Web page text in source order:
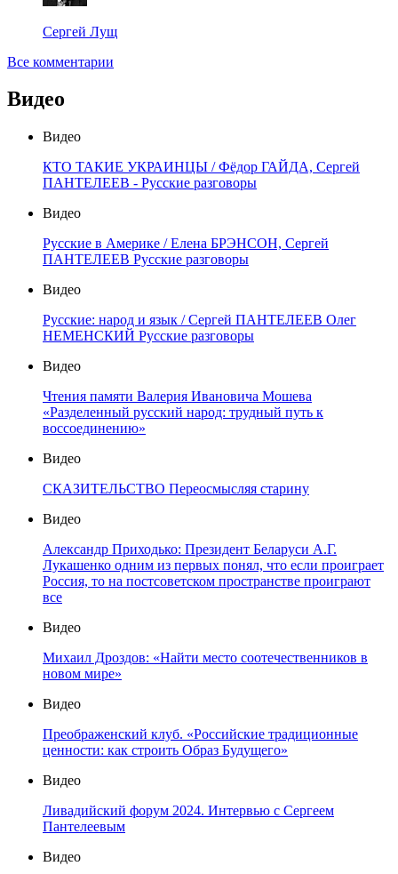
Сергей Лущ
Все комментарии
Видео
Видео
КТО ТАКИЕ УКРАИНЦЫ / Фёдор ГАЙДА, Сергей
ПАНТЕЛЕЕВ - Русские разговоры
Видео
Русские в Америке / Елена БРЭНСОН, Сергей
ПАНТЕЛЕЕВ Русские разговоры
Видео
Русские: народ и язык / Сергей ПАНТЕЛЕЕВ Олег
НЕМЕНСКИЙ Русские разговоры
Видео
Чтения памяти Валерия Ивановича Мошева
«Разделенный русский народ: трудный путь к
воссоединению»
Видео
СКАЗИТЕЛЬСТВО Переосмысляя старину
Видео
Александр Приходько: Президент Беларуси А.Г.
Лукашенко одним из первых понял, что если проиграет
Россия, то на постсоветском пространстве проиграют
все
Видео
Михаил Дроздов: «Найти место соотечественников в
новом мире»
Видео
Преображенский клуб. «Российские традиционные
ценности: как строить Образ Будущего»
Видео
Ливадийский форум 2024. Интервью с Сергеем
Пантелеевым
Видео